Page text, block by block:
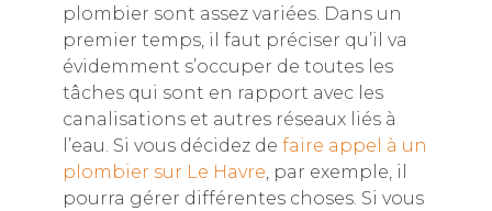
plombier sont assez variées. Dans un
premier temps, il faut préciser qu’il va
évidemment s’occuper de toutes les
tâches qui sont en rapport avec les
canalisations et autres réseaux liés à
l’eau. Si vous décidez de faire appel à un
plombier sur Le Havre, par exemple, il
pourra gérer différentes choses. Si vous